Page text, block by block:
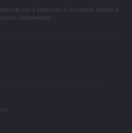
con il supporto di strumenti digitali e
autori indipendenti.